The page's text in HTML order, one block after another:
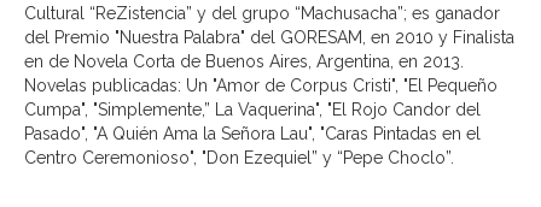
Cultural “ReZistencia” y del grupo “Machusacha”; es ganador
del Premio "Nuestra Palabra" del GORESAM, en 2010 y Finalista
en de Novela Corta de Buenos Aires, Argentina, en 2013.
Novelas publicadas: Un "Amor de Corpus Cristi", "El Pequeño
Cumpa", "Simplemente,” La Vaquerina", "El Rojo Candor del
Pasado", "A Quién Ama la Señora Lau", "Caras Pintadas en el
Centro Ceremonioso", "Don Ezequiel” y “Pepe Choclo”.